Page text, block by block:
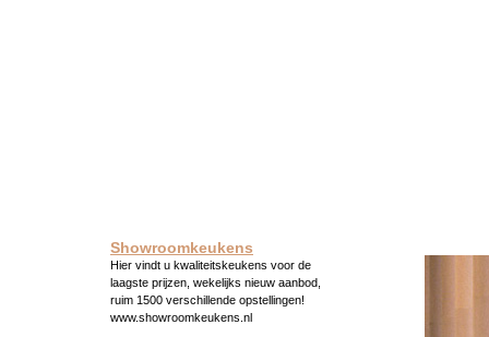
Showroomkeukens
Hier vindt u kwaliteitskeukens voor de
laagste prijzen, wekelijks nieuw aanbod,
ruim 1500 verschillende opstellingen!
www.showroomkeukens.nl